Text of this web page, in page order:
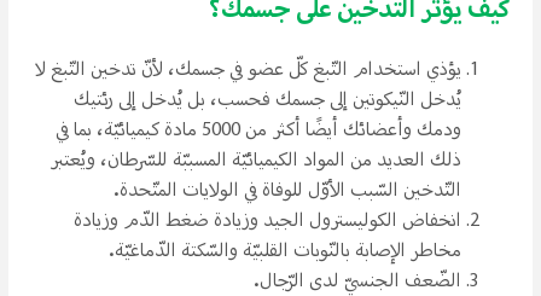
يؤذي استخدام التّبغ كلّ عضو في جسمك، لأنّ تدخين التّبغ لا
يُدخل النّيكوتين إلى جسمك فحسب، بل يُدخل إلى رئتيك
ودمك وأعضائك أيضًا أكثر من 5000 مادة كيميائيّة، بما في
ذلك العديد من المواد الكيميائيّة المسببّة للسّرطان، ويُعتبر
التّدخين السّبب الأوّل للوفاة في الولايات المتّحدة.
انخفاض الكوليسترول الجيد وزيادة ضغط الدّم وزيادة
مخاطر الإصابة بالنّوبات القلبيّة والسّكتة الدّماغيّة.
الضّعف الجنسيّ لدى الرّجال.